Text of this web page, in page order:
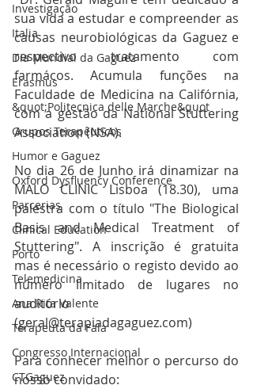
Investigação
Italia
Dia Mundial da Gaguez
Erasmus
&quot;Politecnica delle Marche&quot
Grupos Terapêuticos
Humor e Gaguez
Oxford Dysfluency Conference
Parcerias
Clinical Education
Porto
Telemedicina
Ana Rita Valente
Terapeuta da Fala
Congresso Internacional
CTGaguez
sua vida a estudar e compreender as
causas neurobiológicas da Gaguez e
respectivo tratamento com
farmácos. Acumula funções na
Faculdade de Medicina na Califórnia,
com a gestão da National Stuttering
Association (NSA).
No dia 26 de Junho irá dinamizar na
MALO CLINIC Lisboa (18.30), uma
palestra com o título "The Biological
Basis and Medical Treatment of
Stuttering". A inscrição é gratuita
mas é necessário o registo devido ao
número limitado de lugares no
auditório
(geral@terapiadagaguez.com)
Para conhecer melhor o percurso do
nosso convidado: